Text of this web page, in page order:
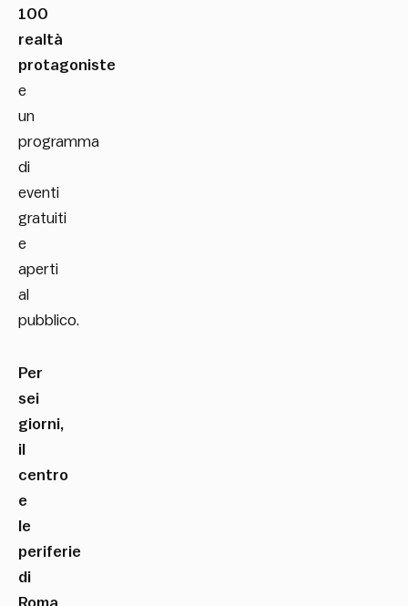
100
realtà
protagoniste
e
un
programma
di
eventi
gratuiti
e
aperti
al
pubblico.
Per
sei
giorni,
il
centro
e
le
periferie
di
Roma